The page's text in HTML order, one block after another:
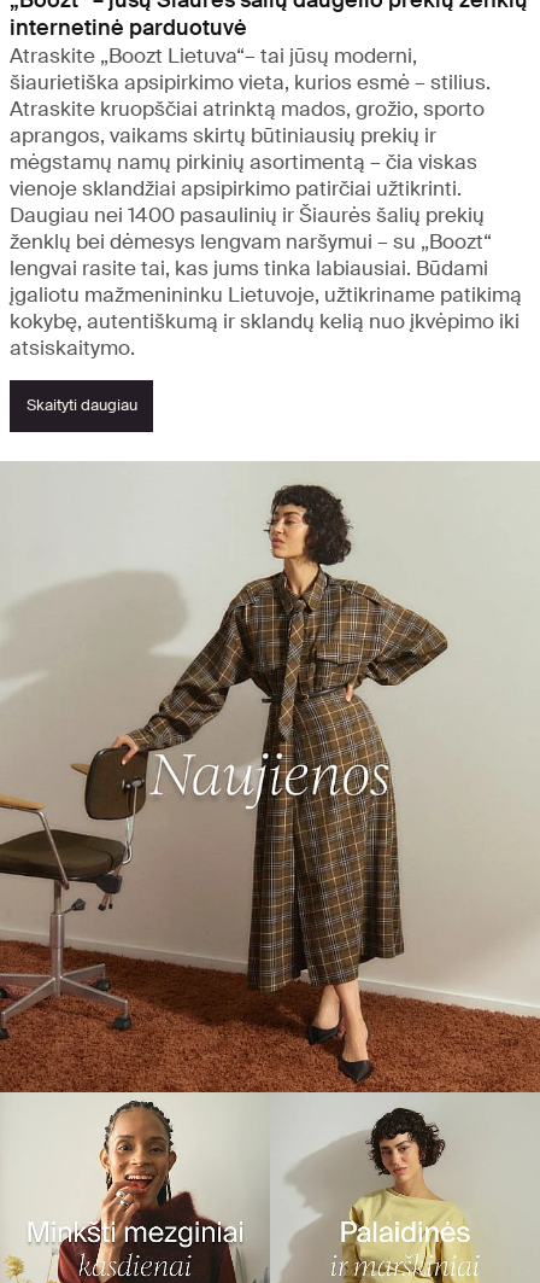
internetinė parduotuvė
Atraskite „Boozt Lietuva“– tai jūsų moderni,
šiaurietiška apsipirkimo vieta, kurios esmė – stilius.
Atraskite kruopščiai atrinktą mados, grožio, sporto
aprangos, vaikams skirtų būtiniausių prekių ir
mėgstamų namų pirkinių asortimentą – čia viskas
vienoje sklandžiai apsipirkimo patirčiai užtikrinti.
Daugiau nei 1400 pasaulinių ir Šiaurės šalių prekių
ženklų bei dėmesys lengvam naršymui – su „Boozt“
lengvai rasite tai, kas jums tinka labiausiai. Būdami
įgaliotu mažmenininku Lietuvoje, užtikriname patikimą
kokybę, autentiškumą ir sklandų kelią nuo įkvėpimo iki
atsiskaitymo.
Skaityti daugiau
Atraskite naujienas ir svarbiausius
akcentus